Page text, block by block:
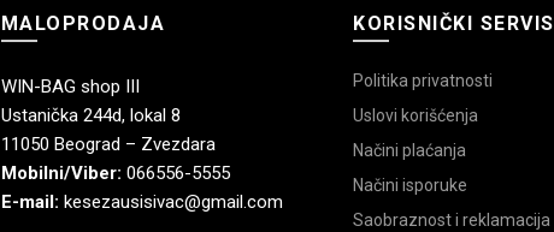
MALOPRODAJA
WIN-BAG shop III
Ustanička 244d, lokal 8
11050 Beograd – Zvezdara
Mobilni/Viber: 066556-5555
E-mail: kesezausisivac@gmail.com
KORISNIČKI SERVIS
Politika privatnosti
Uslovi korišćenja
Načini plaćanja
Načini isporuke
Saobraznost i reklamacija